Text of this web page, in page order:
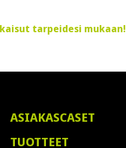
tarpeidesi mukaan!
ASIAKASCASET
TUOTTEET